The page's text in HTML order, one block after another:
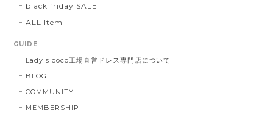
black friday SALE
ALL Item
GUIDE
Lady's coco工場直営ドレス専門店について
BLOG
COMMUNITY
MEMBERSHIP